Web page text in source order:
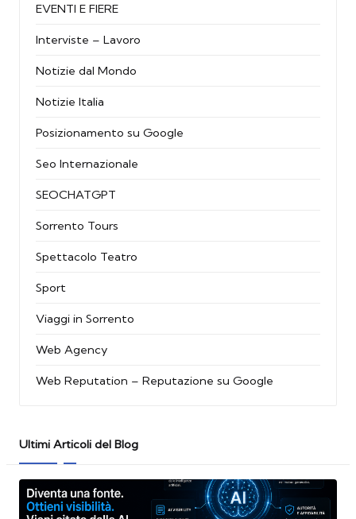
EVENTI E FIERE
Interviste – Lavoro
Notizie dal Mondo
Notizie Italia
Posizionamento su Google
Seo Internazionale
SEOCHATGPT
Sorrento Tours
Spettacolo Teatro
Sport
Viaggi in Sorrento
Web Agency
Web Reputation – Reputazione su Google
Ultimi Articoli del Blog